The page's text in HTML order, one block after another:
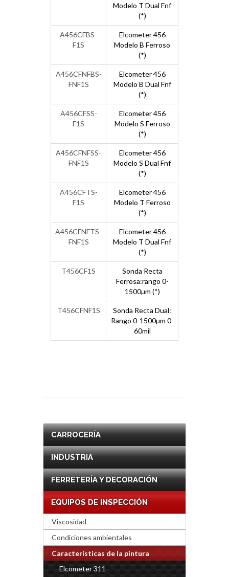
Modelo T Dual Fnf
(*)
A456CFBS-
F1S
Elcometer 456
Modelo B Ferroso
(*)
A456CFNFBS-
FNF1S
Elcometer 456
Modelo B Dual Fnf
(*)
A456CFSS-
F1S
Elcometer 456
Modelo S Ferroso
(*)
A456CFNFSS-
FNF1S
Elcometer 456
Modelo S Dual Fnf
(*)
A456CFTS-
F1S
Elcometer 456
Modelo T Ferroso
(*)
A456CFNFTS-
FNF1S
Elcometer 456
Modelo T Dual Fnf
(*)
T456CF1S
Sonda Recta
Ferrosa:rango 0-
1500µm (*)
T456CFNF1S
Sonda Recta Dual:
Rango 0-1500µm 0-
60mil
CARROCERÍA
INDUSTRIA
FERRETERÍA Y DECORACIÓN
EQUIPOS DE INSPECCIÓN
Viscosidad
Condiciones ambientales
Características de la pintura
Elcometer 311